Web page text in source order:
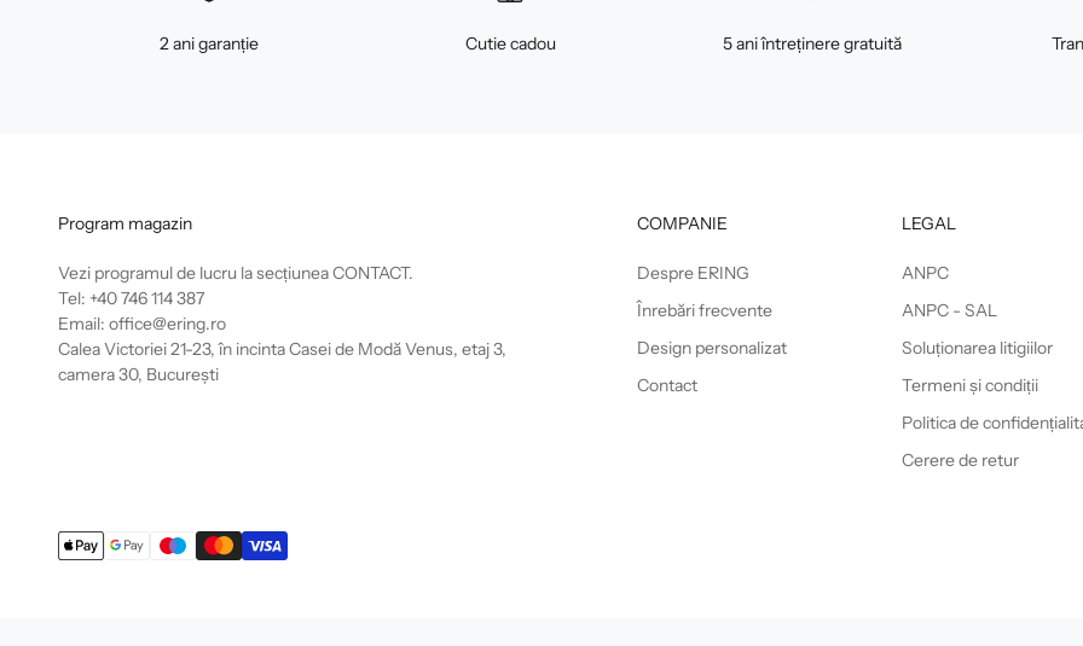
2 ani garanție Cutie cadou 5 ani întreținere gratuită
Program magazin
Vezi programul de lucru la secțiuneaCONTACT.
Tel: +40 746 114 387
Email: office@ering.ro
Calea Victoriei 21-23, în incinta Casei de Modă Venus, etaj 3,
camera 30, București
COMPANIE
Despre ERING
Înrebări frecvente
Design personalizat
Contact
LEGAL
ANPC
ANPC - SAL
Soluționarea litigiilor
Termeni și condiții
Politica de
Cerere de retur